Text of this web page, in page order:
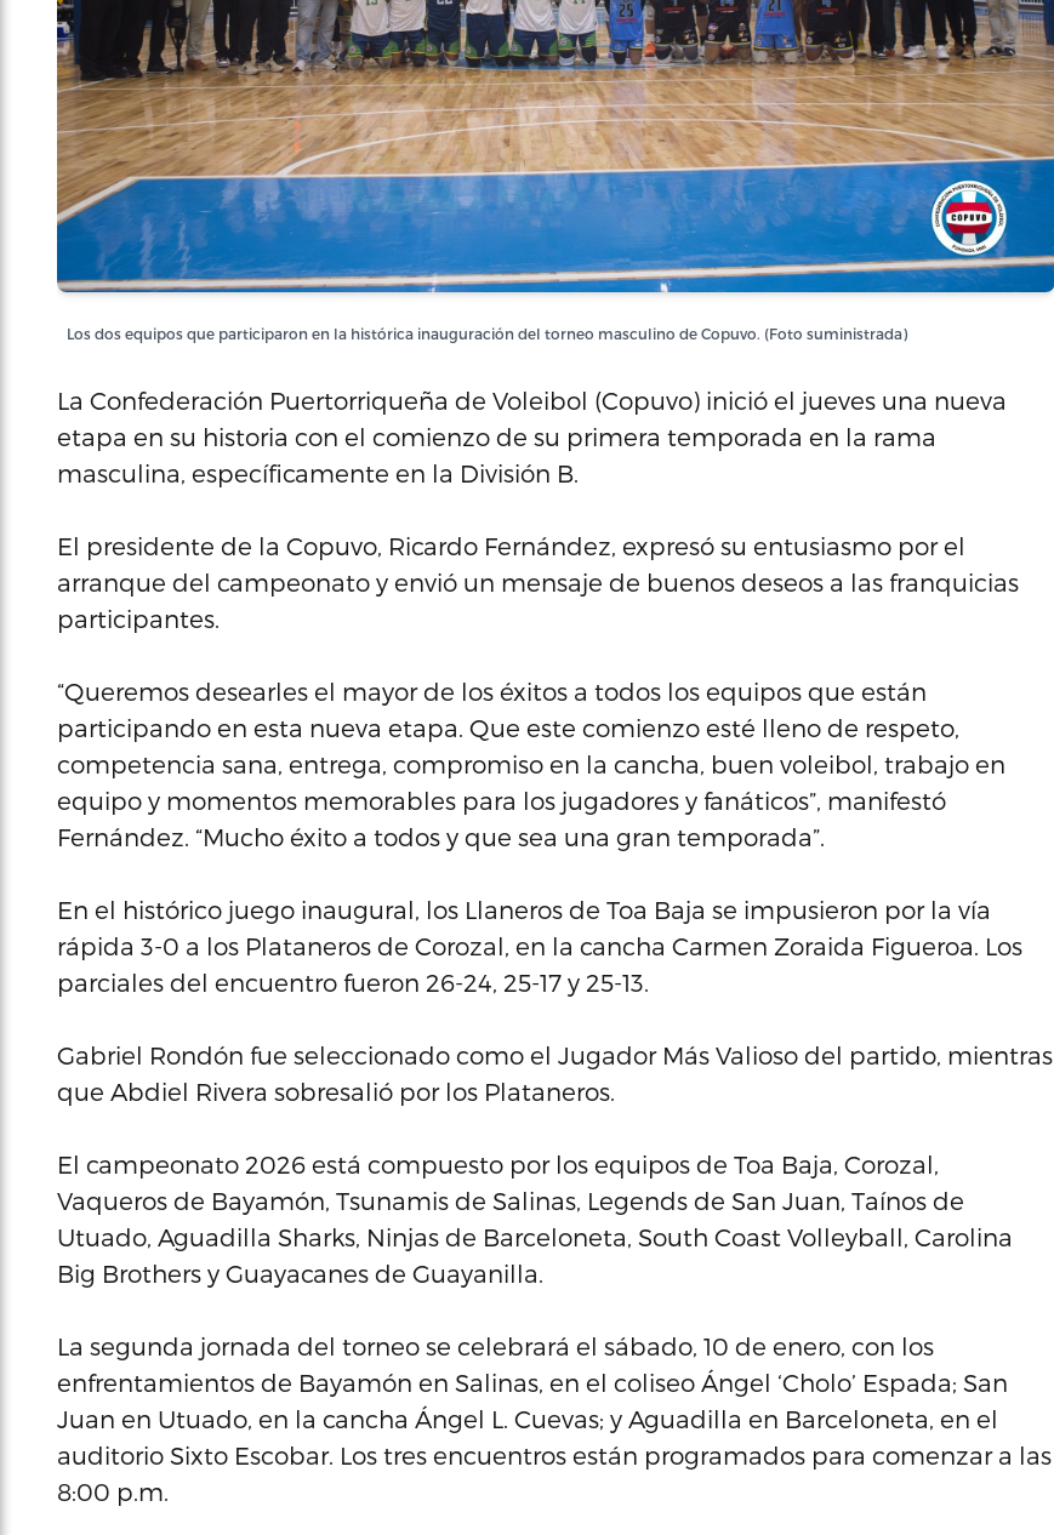
Los dos equipos que participaron en la histórica inauguración del torneo masculino de Copuvo. (Foto suministrada)
La Confederación Puertorriqueña de Voleibol (Copuvo) inició el jueves una nueva
etapa en su historia con el comienzo de su primera temporada en la rama
masculina, específicamente en la División B.
El presidente de la Copuvo, Ricardo Fernández, expresó su entusiasmo por el
arranque del campeonato y envió un mensaje de buenos deseos a las franquicias
participantes.
“Queremos desearles el mayor de los éxitos a todos los equipos que están
participando en esta nueva etapa. Que este comienzo esté lleno de respeto,
competencia sana, entrega, compromiso en la cancha, buen voleibol, trabajo en
equipo y momentos memorables para los jugadores y fanáticos”, manifestó
Fernández. “Mucho éxito a todos y que sea una gran temporada”.
En el histórico juego inaugural, los Llaneros de Toa Baja se impusieron por la vía
rápida 3-0 a los Plataneros de Corozal, en la cancha Carmen Zoraida Figueroa. Los
parciales del encuentro fueron 26-24, 25-17 y 25-13.
Gabriel Rondón fue seleccionado como el Jugador Más Valioso del partido, mientras
que Abdiel Rivera sobresalió por los Plataneros.
El campeonato 2026 está compuesto por los equipos de Toa Baja, Corozal,
Vaqueros de Bayamón, Tsunamis de Salinas, Legends de San Juan, Taínos de
Utuado, Aguadilla Sharks, Ninjas de Barceloneta, South Coast Volleyball, Carolina
Big Brothers y Guayacanes de Guayanilla.
La segunda jornada del torneo se celebrará el sábado, 10 de enero, con los
enfrentamientos de Bayamón en Salinas, en el coliseo Ángel ‘Cholo’ Espada; San
Juan en Utuado, en la cancha Ángel L. Cuevas; y Aguadilla en Barceloneta, en el
auditorio Sixto Escobar. Los tres encuentros están programados para comenzar a las
8:00 p.m.